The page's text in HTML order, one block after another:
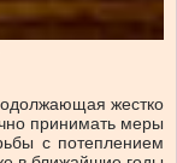
жестко
принимать меры
с потеплением